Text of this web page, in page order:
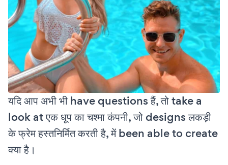
यदि आप अभी भी have questions हैं, तो take a
look at एक धूप का चश्मा कंपनी, जो designs लकड़ी
के फ्रेम हस्तनिर्मित करती है, में been able to create
क्या है।